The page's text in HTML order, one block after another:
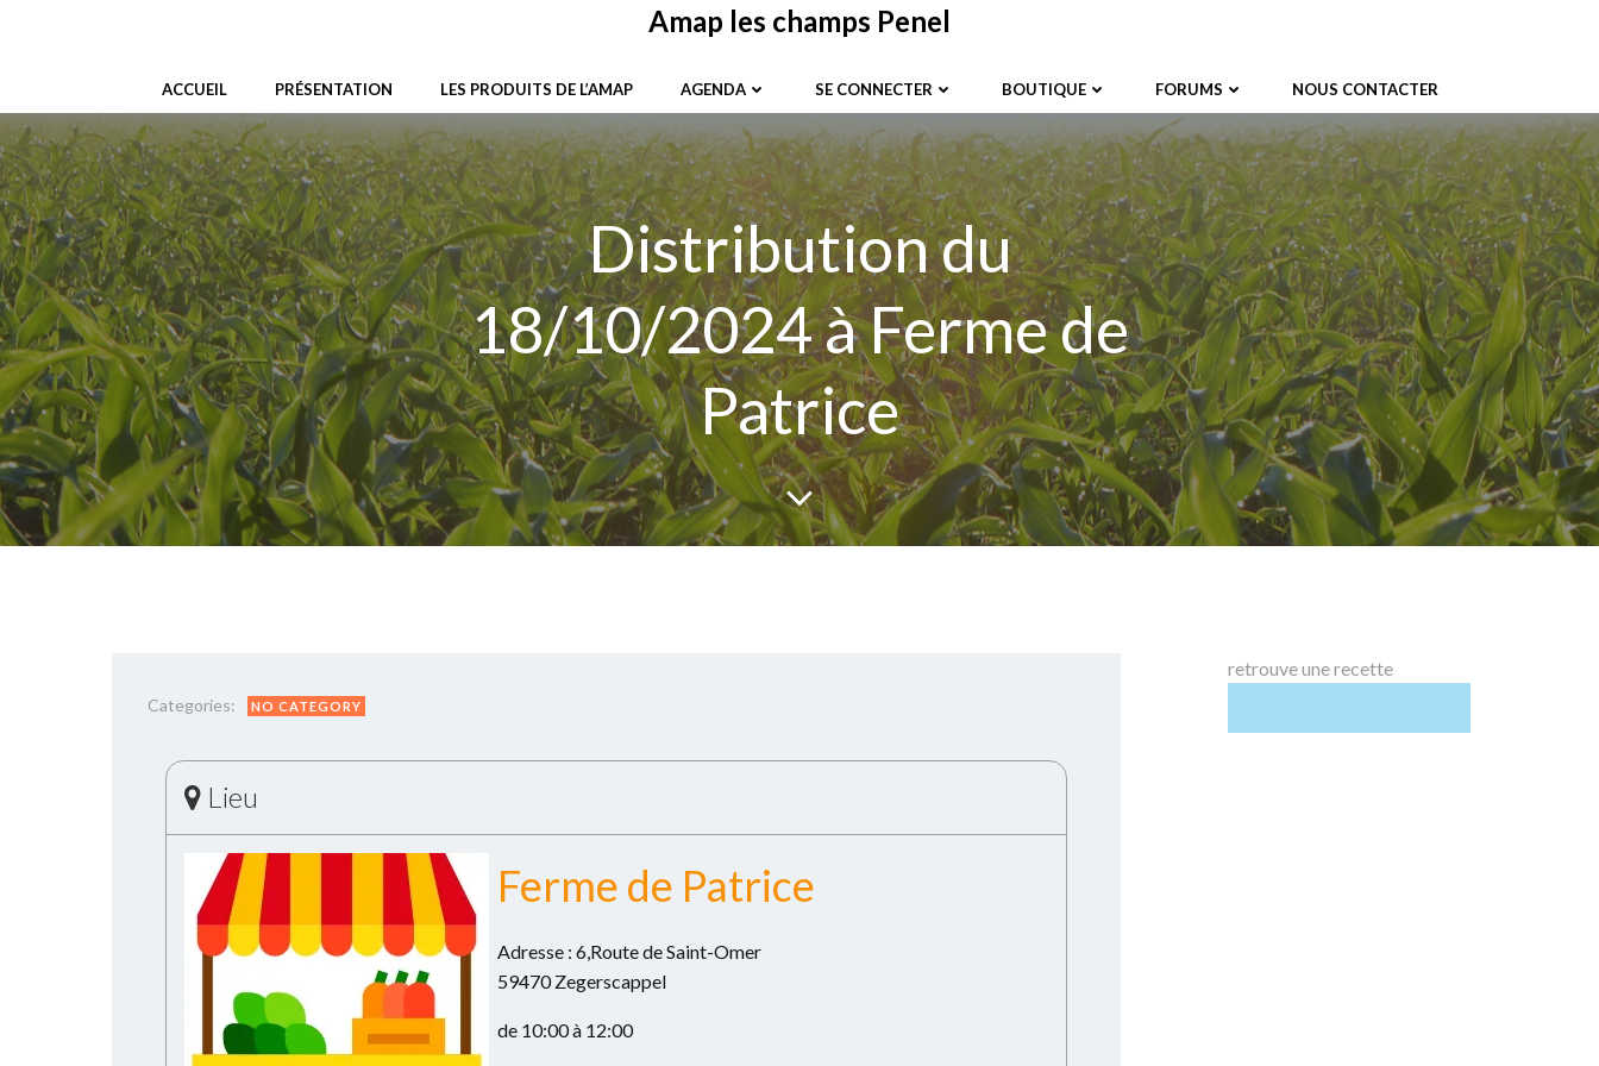
Amap les champs Penel
ACCUEIL PRÉSENTATION LES PRODUITS DE L’AMAP AGENDA SE CONNECTER BOUTIQUE FORUMS NOUS CONTACTER
Distribution du
18/10/2024 à Ferme de
Patrice
Categories: NO CATEGORY
Lieu
Ferme de Patrice
Adresse : 6,Route de Saint-Omer
59470 Zegerscappel
de 10:00 à 12:00
retrouve une recette